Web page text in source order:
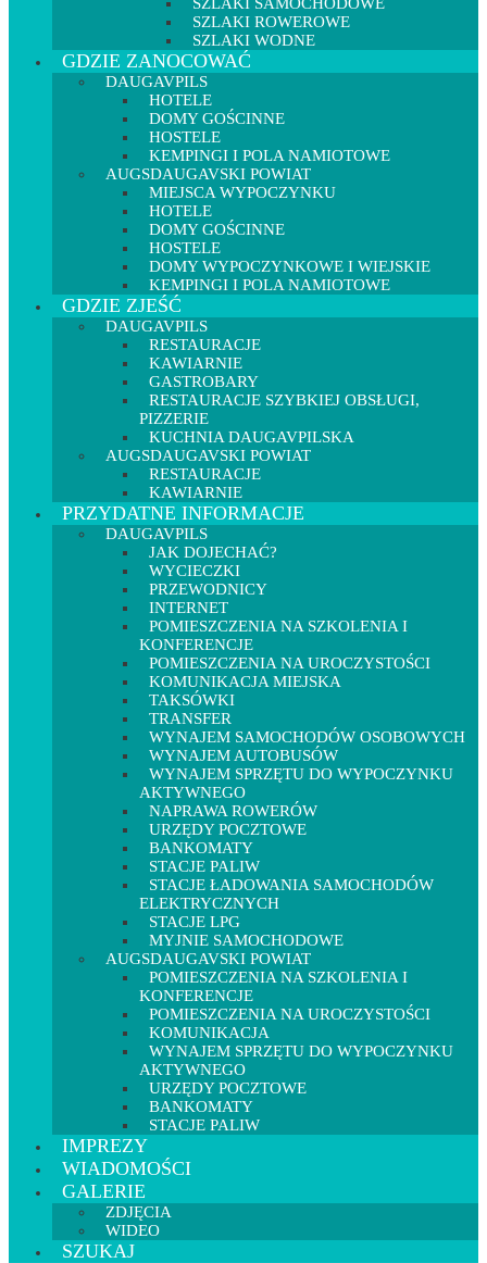
SZLAKI ROWEROWE
SZLAKI WODNE
GDZIE ZANOCOWAĆ
DAUGAVPILS
HOTELE
DOMY GOŚCINNE
HOSTELE
KEMPINGI I POLA NAMIOTOWE
AUGSDAUGAVSKI POWIAT
MIEJSCA WYPOCZYNKU
HOTELE
DOMY GOŚCINNE
HOSTELE
DOMY WYPOCZYNKOWE I WIEJSKIE
KEMPINGI I POLA NAMIOTOWE
GDZIE ZJEŚĆ
DAUGAVPILS
RESTAURACJE
KAWIARNIE
GASTROBARY
RESTAURACJE SZYBKIEJ OBSŁUGI,
PIZZERIE
KUCHNIA DAUGAVPILSKA
AUGSDAUGAVSKI POWIAT
RESTAURACJE
KAWIARNIE
PRZYDATNE INFORMACJE
DAUGAVPILS
JAK DOJECHAĆ?
WYCIECZKI
PRZEWODNICY
INTERNET
POMIESZCZENIA NA SZKOLENIA I
KONFERENCJE
POMIESZCZENIA NA UROCZYSTOŚCI
KOMUNIKACJA MIEJSKA
TAKSÓWKI
TRANSFER
WYNAJEM SAMOCHODÓW OSOBOWYCH
WYNAJEM AUTOBUSÓW
WYNAJEM SPRZĘTU DO WYPOCZYNKU
AKTYWNEGO
NAPRAWA ROWERÓW
URZĘDY POCZTOWE
BANKOMATY
STACJE PALIW
STACJE ŁADOWANIA SAMOCHODÓW
ELEKTRYCZNYCH
STACJE LPG
MYJNIE SAMOCHODOWE
AUGSDAUGAVSKI POWIAT
POMIESZCZENIA NA SZKOLENIA I
KONFERENCJE
POMIESZCZENIA NA UROCZYSTOŚCI
KOMUNIKACJA
WYNAJEM SPRZĘTU DO WYPOCZYNKU
AKTYWNEGO
URZĘDY POCZTOWE
BANKOMATY
STACJE PALIW
IMPREZY
WIADOMOŚCI
GALERIE
ZDJĘCIA
WIDEO
SZUKAJ